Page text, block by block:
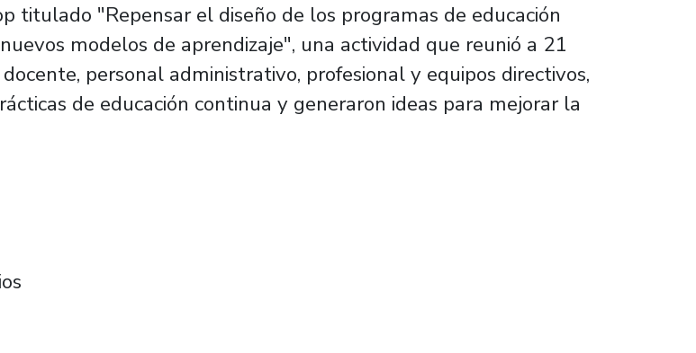
titulado "Repensar el diseño de los programas de educación
modelos de aprendizaje", una actividad que reunió a 21
personal administrativo, profesional y equipos directivos,
de educación continua y generaron ideas para mejorar la
de nuevos modelos de aprendizaje para la educación continua